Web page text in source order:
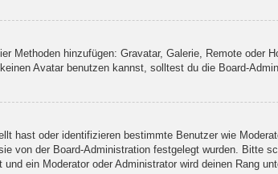
Methoden hinzufügen: Gravatar, Galerie, Remote oder
Avatar benutzen kannst, solltest du die Board-
hast oder identifizieren bestimmte Benutzer wie
von der Board-Administration festgelegt wurden. Bitte
ein Moderator oder Administrator wird deinen Rang